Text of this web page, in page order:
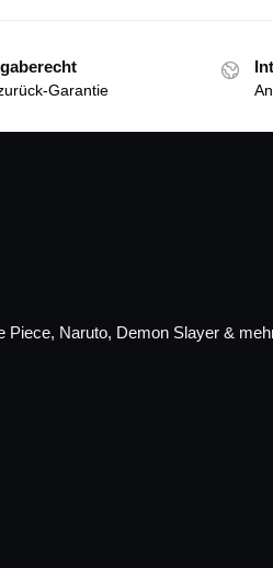
Garantie
Naruto, Demon Slayer &